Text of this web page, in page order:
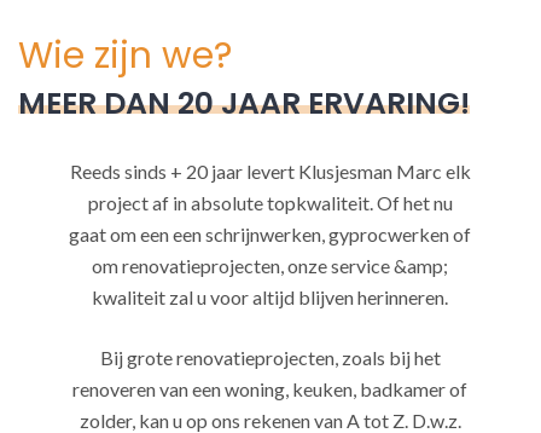
Wie zijn we?
MEER DAN 20 JAAR ERVARING!
Reeds sinds + 20 jaar levert Klusjesman Marc elk
project af in absolute topkwaliteit. Of het nu
gaat om een een schrijnwerken, gyprocwerken of
om renovatieprojecten, onze service &amp;
kwaliteit zal u voor altijd blijven herinneren.
Bij grote renovatieprojecten, zoals bij het
renoveren van een woning, keuken, badkamer of
zolder, kan u op ons rekenen van A tot Z. D.w.z.